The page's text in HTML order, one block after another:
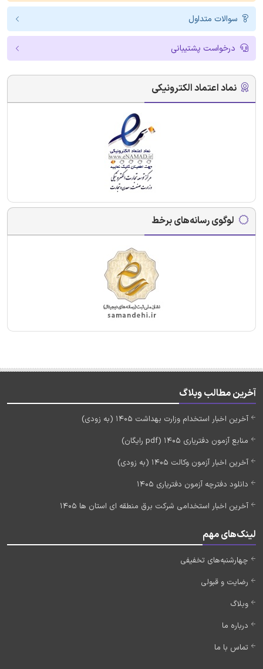
سوالات متداول
درخواست پشتیبانی
نماد اعتماد الکترونیکی
لوگوی رسانه‌های برخط
آخرین مطالب وبلاگ
آخرین اخبار استخدام وزارت بهداشت 1405 (به زودی)
منابع آزمون دفتریاری 1405 (pdf رایگان)
آخرین اخبار آزمون وکالت 1405 (به زودی)
دانلود دفترچه آزمون دفتریاری 1405
آخرین اخبار استخدامی شرکت برق منطقه ای استان ها 1405
لینک‌های مهم
چهارشنبه‌های تخفیفی
رضایت و قبولی
وبلاگ
درباره ما
تماس با ما